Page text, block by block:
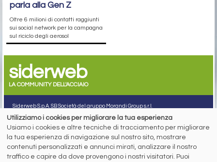
parla alla Gen Z
Oltre 6 milioni di contatti raggiunti
sui social network per la campagna
sul riciclo degli aerosol
siderweb
LA COMMUNITY DELL'ACCIAIO
Siderweb S.p.A. SB Società del gruppo Morandi Group s.r.l.
ISSN 2532-2982
Sede sociale: Flero (Brescia) Via Don Milani 5
E.
info@siderweb.com
Utilizziamo i cookies per migliorare la tua esperienza
Usiamo i cookies e altre tecniche di tracciamento per migliorare
la tua esperienza di navigazione sul nostro sito, mostrare
contenuti personalizzati e annunci mirati, analizzare il nostro
traffico e capire da dove provengono i nostri visitatori. Puoi